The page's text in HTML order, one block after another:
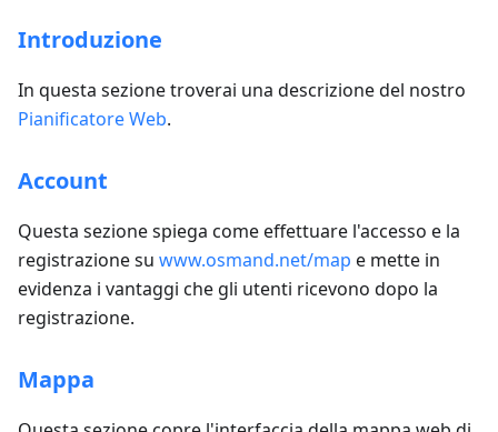
Introduzione
In questa sezione troverai una descrizione del nostro
Pianificatore Web.
Account
Questa sezione spiega come effettuare l'accesso e la
registrazione su www.osmand.net/map e mette in
evidenza i vantaggi che gli utenti ricevono dopo la
registrazione.
Mappa